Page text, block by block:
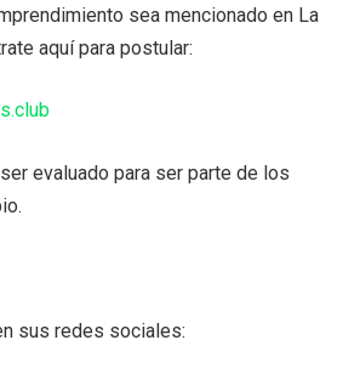
sea mencionado en La
aquí para postular:
evaluado para ser parte de los
sus redes sociales: